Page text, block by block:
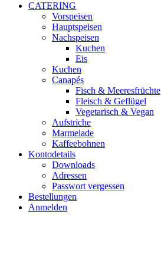
CATERING
Vorspeisen
Hauptspeisen
Nachspeisen
Kuchen
Eis
Kuchen
Canapés
Fisch & Meeresfrüchte
Fleisch & Geflügel
Vegetarisch & Vegan
Aufstriche
Marmelade
Kaffeebohnen
Kontodetails
Downloads
Adressen
Passwort vergessen
Bestellungen
Anmelden